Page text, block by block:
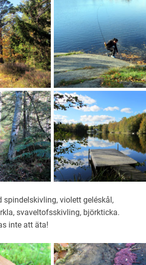
spindelskivling, violett geléskål,
svaveltofsskivling, björkticka.
inte att äta!